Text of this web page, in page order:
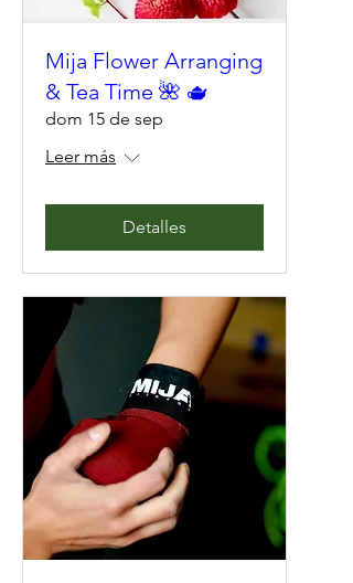
Mija Flower Arranging
& Tea Time 🌺 🫖
dom 15 de sep
Leer más
Detalles